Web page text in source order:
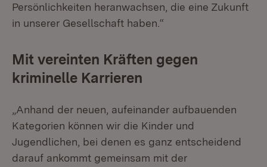
Persönlichkeiten heranwachsen, die eine Zukunft
in unserer Gesellschaft haben.“
Mit vereinten Kräften gegen
kriminelle Karrieren
„Anhand der neuen, aufeinander aufbauenden
Kategorien können wir die Kinder und
Jugendlichen, bei denen es ganz entscheidend
darauf ankommt gemeinsam mit der